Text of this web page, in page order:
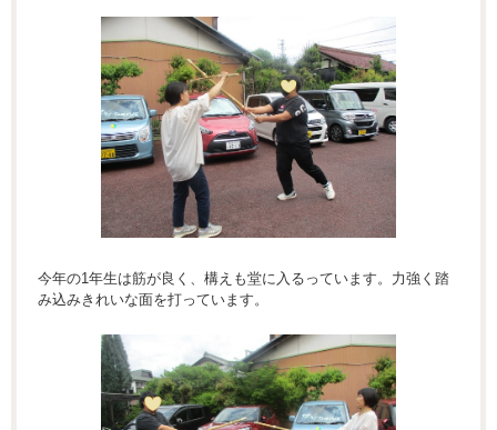
今年の1年生は筋が良く、構えも堂に入るっています。力強く踏
み込みきれいな面を打っています。